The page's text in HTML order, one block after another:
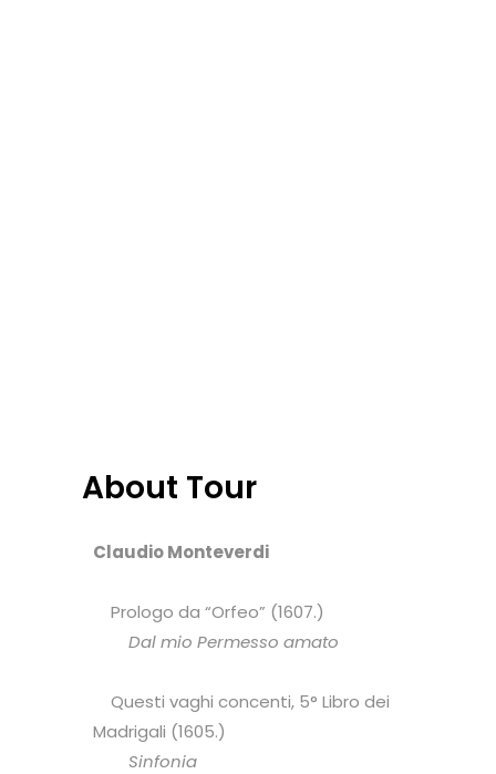
About Tour
Claudio Monteverdi
Prologo da “Orfeo” (1607.)
Dal mio Permesso amato
Questi vaghi concenti, 5° Libro dei
Madrigali (1605.)
Sinfonia